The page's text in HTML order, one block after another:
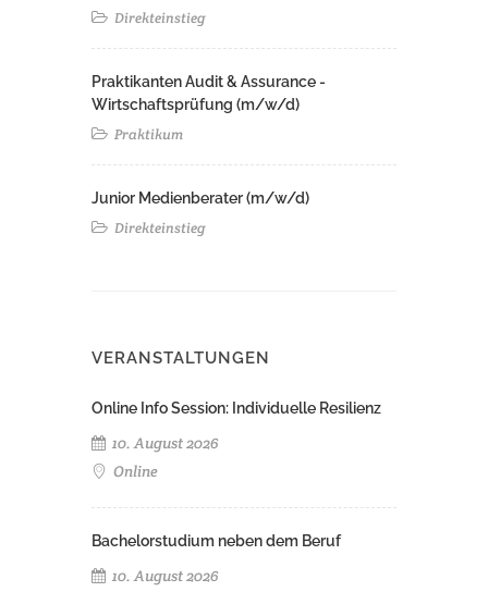
Direkteinstieg
Praktikanten Audit & Assurance -
Wirtschaftsprüfung (m/w/d)
Praktikum
Junior Medienberater (m/w/d)
Direkteinstieg
VERANSTALTUNGEN
Online Info Session: Individuelle Resilienz
10. August 2026
Online
Bachelorstudium neben dem Beruf
10. August 2026